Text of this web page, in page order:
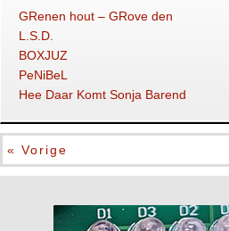
GRenen hout – GRove den
L.S.D.
BOXJUZ
PeNiBeL
Hee Daar Komt Sonja Barend
« Vorige